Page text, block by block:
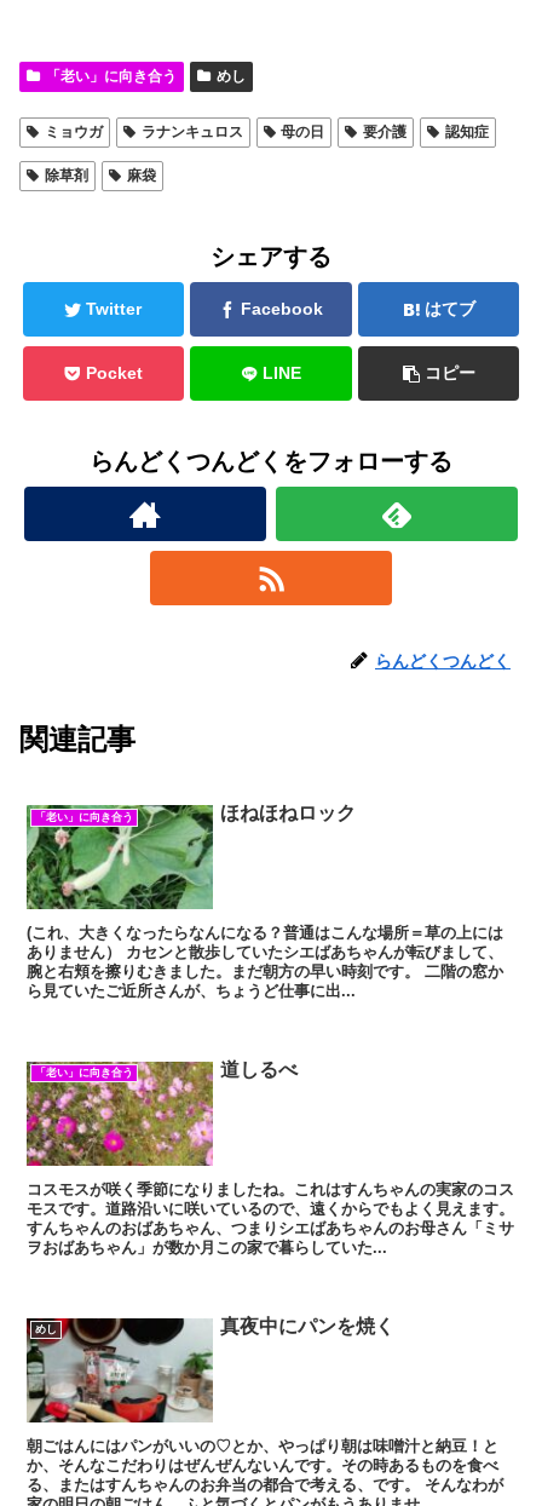
「老い」に向き合う めし
ミョウガ ラナンキュロス 母の日 要介護 認知症
除草剤 麻袋
シェアする
Twitter Facebook はてブ
Pocket LINE コピー
らんどくつんどくをフォローする
らんどくつんどく
関連記事
「老い」に向き合う ほねほねロック
(これ、大きくなったらなんになる？普通はこんな場所＝草の上には
ありません） カセンと散歩していたシエばあちゃんが転びまして、
腕と右頬を擦りむきました。まだ朝方の早い時刻です。 二階の窓か
ら見ていたご近所さんが、ちょうど仕事に出...
「老い」に向き合う 道しるべ
コスモスが咲く季節になりましたね。これはすんちゃんの実家のコス
モスです。道路沿いに咲いているので、遠くからでもよく見えます。
すんちゃんのおばあちゃん、つまりシエばあちゃんのお母さん「ミサ
ヲおばあちゃん」が数か月この家で暮らしていた...
めし 真夜中にパンを焼く
朝ごはんにはパンがいいの♡とか、やっぱり朝は味噌汁と納豆！と
か、そんなこだわりはぜんぜんないんです。その時あるものを食べ
る、またはすんちゃんのお弁当の都合で考える、です。 そんなわが